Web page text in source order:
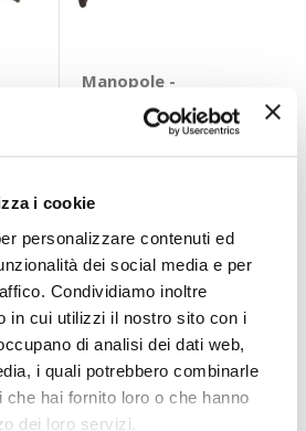
i cookie
personalizzare contenuti ed
dei social media e per
Condividiamo inoltre
in cui utilizzi il nostro sito con i
di analisi dei dati web,
i quali potrebbero combinarle
hai fornito loro o che hanno
dei loro servizi.
Manopole -
DOMINO
DOMINO
Gomma termoplastica
bicomponente
CONSEGNA IN